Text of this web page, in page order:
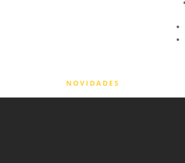
NOVIDADES